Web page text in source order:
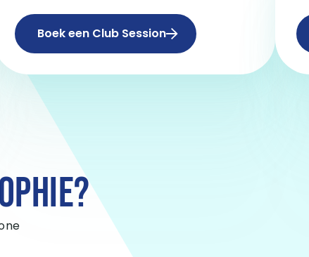
Boek een Club Session